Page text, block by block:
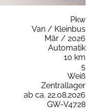
Pkw
Van / Kleinbus
Mär / 2026
Automatik
10 km
5
Weiß
Zentrallager
ab ca. 22.08.2026
GW-V4728